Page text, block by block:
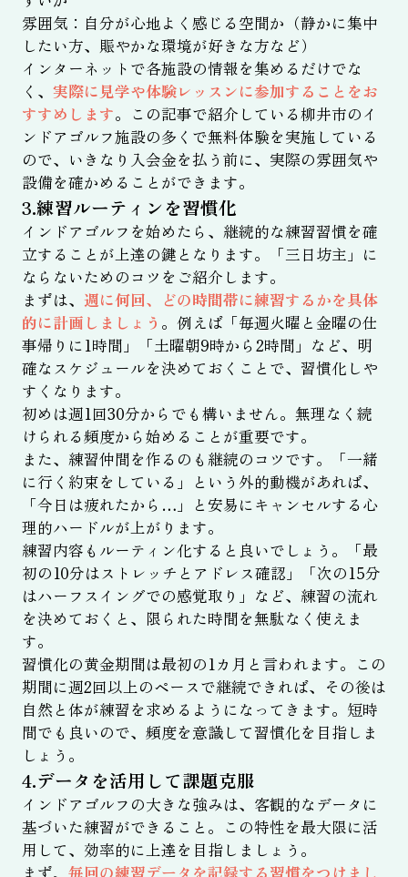
雰囲気：自分が心地よく感じる空間か（静かに集中
したい方、賑やかな環境が好きな方など）
インターネットで各施設の情報を集めるだけでな
く、 実際に見学や体験レッスンに参加することをお
すすめします。この記事で紹介している柳井市のイ
ンドアゴルフ施設の多くで無料体験を実施している
ので、いきなり入会金を払う前に、実際の雰囲気や
設備を確かめることができます。
3.練習ルーティンを習慣化
インドアゴルフを始めたら、継続的な練習習慣を確
立することが上達の鍵となります。「三日坊主」に
ならないためのコツをご紹介します。
まずは、 週に何回、どの時間帯に練習するかを具体
的に計画しましょう 。例えば「毎週火曜と金曜の仕
事帰りに1時間」「土曜朝9時から2時間」など、明
確なスケジュールを決めておくことで、習慣化しや
すくなります。
初めは週1回30分からでも構いません。無理なく続
けられる頻度から始めることが重要です。
また、練習仲間を作るのも継続のコツです。「一緒
に行く約束をしている」という外的動機があれば、
「今日は疲れたから…」と安易にキャンセルする心
理的ハードルが上がります。
練習内容もルーティン化すると良いでしょう。「最
初の10分はストレッチとアドレス確認」「次の15分
はハーフスイングでの感覚取り」など、練習の流れ
を決めておくと、限られた時間を無駄なく使えま
す。
習慣化の黄金期間は最初の1カ月と言われます。この
期間に週2回以上のペースで継続できれば、その後は
自然と体が練習を求めるようになってきます。短時
間でも良いので、頻度を意識して習慣化を目指しま
しょう。
4.データを活用して課題克服
インドアゴルフの大きな強みは、客観的なデータに
基づいた練習ができること。この特性を最大限に活
用して、効率的に上達を目指しましょう。
まず、 毎回の練習データを記録する習慣をつけまし